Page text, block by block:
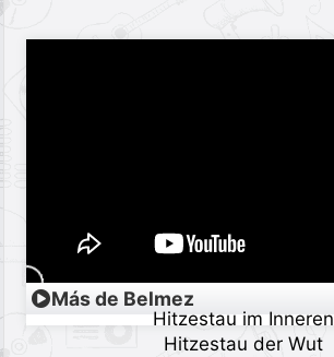
Hitzestau im Inneren
Hitzestau der Wut
Más de Belmez